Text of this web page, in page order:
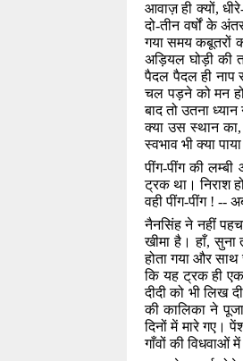
आवाज़ ही क्यों,
दो-तीन वर्षों के
गया समय कबूतरों
अड़ियल घोड़ी की
पैदल पैदल ही नाप
चल पड़ने को मन
बाद तो उतना ध्यान
क्या उस स्थान का
स्वभाव भी क्या
पींग-पींग की
ट्रक था। निराश
वही पींग-पींग ! --
नैनसिंह ने नहीं
खीमा है। हाँ,सुना
होता गया और
कि यह ट्रक ही
दीदी को भी लिख
की कालिका ने
दिनों में मारे गए।
गाँवों की विधवाओं में